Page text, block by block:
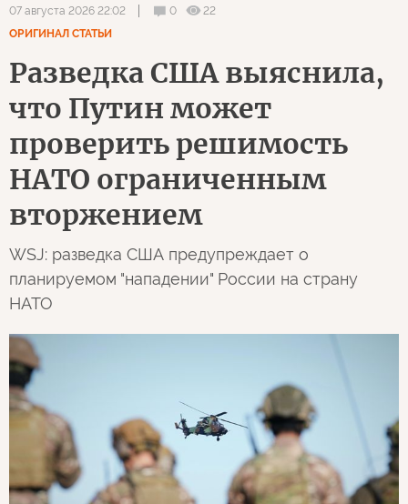
07 августа 2026 22:02 0
22
ОРИГИНАЛ СТАТЬИ
Разведка США выяснила,
что Путин может
проверить решимость
НАТО ограниченным
вторжением
WSJ: разведка США предупреждает о
планируемом "нападении" России на страну
НАТО